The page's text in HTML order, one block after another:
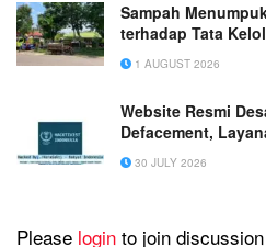
Sampah
terhadap Tata
1 AUGUST 2026
Website Resmi
Defacement,
30 JULY 2026
Please login to join discussion